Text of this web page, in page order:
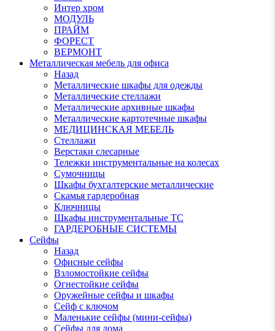
Интер хром
МОДУЛЬ
ПРАЙМ
ФОРЕСТ
ВЕРМОНТ
Металлическая мебель для офиса
Назад
Металлические шкафы для одежды
Металлические стеллажи
Металлические архивные шкафы
Металлические картотечные шкафы
МЕДИЦИНСКАЯ МЕБЕЛЬ
Стеллажи
Верстаки слесарные
Тележки инструментальные на колесах
Сумочницы
Шкафы бухгалтерские металлические
Скамья гардеробная
Ключницы
Шкафы инструментальные ТС
ГАРДЕРОБНЫЕ СИСТЕМЫ
Сейфы
Назад
Офисные сейфы
Взломостойкие сейфы
Огнестойкие сейфы
Оружейные сейфы и шкафы
Сейф с ключом
Маленькие сейфы (мини-сейфы)
Сейфы для дома